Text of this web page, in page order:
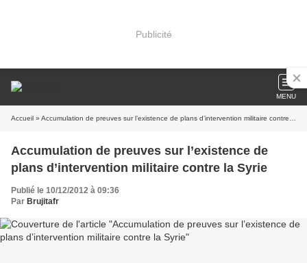
Publicité
MENU
Accueil » Accumulation de preuves sur l’existence de plans d’intervention militaire contre la Syrie
Accumulation de preuves sur l’existence de
plans d’intervention militaire contre la Syrie
Publié le 10/12/2012 à 09:36
Par Brujitafr